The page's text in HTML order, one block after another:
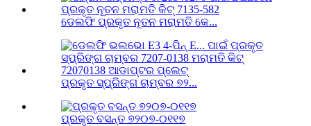
ଡେଲଫି ପ୍ରକୃତ ନୂତନ ମରାମତି କେ...
ପ୍ରକୃତ ସ୍ପ୍ରିଙ୍ଗ ଚାମ୍ବର ୭୨...
ପ୍ରକୃତ ବସନ୍ତ ୭୨୦୭-୦୧୧୭